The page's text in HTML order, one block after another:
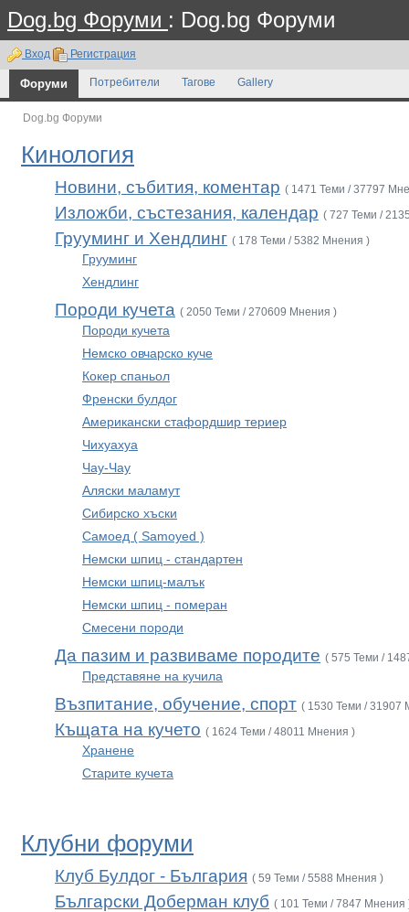
Dog.bg Форуми : Dog.bg Форуми
Вход Регистрация
Форуми Потребители Тагове Gallery
Dog.bg Форуми
Кинология
Новини, събития, коментар ( 1471 Теми / 37797
Изложби, състезания, календар ( 727 Теми /
Грууминг и Хендлинг ( 178 Теми / 5382 Мнения )
Грууминг
Хендлинг
Породи кучета ( 2050 Теми / 270609 Мнения )
Породи кучета
Немско овчарско куче
Кокер спаньол
Френски булдог
Американски стафордшир териер
Чихуахуа
Чау-Чау
Аляски маламут
Сибирско хъски
Самоед ( Samoyed )
Немски шпиц - стандартен
Немски шпиц-малък
Немски шпиц - померан
Смесени породи
Да пазим и развиваме породите ( 575 Теми /
Представяне на кучила
Възпитание, обучение, спорт ( 1530 Теми / 31907
Къщата на кучето ( 1624 Теми / 48011 Мнения )
Хранене
Старите кучета
Клубни форуми
Клуб Булдог - България ( 59 Теми / 5588 Мнения )
Български Доберман клуб ( 101 Теми / 7847 Мнения